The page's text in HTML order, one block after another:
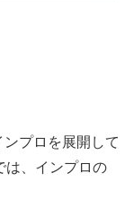
プロを展開して
は、インプロの